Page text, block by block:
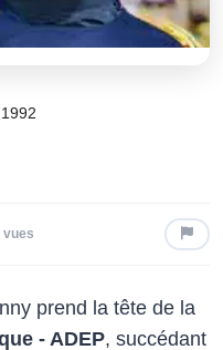
vues
prend la tête de la
- ADEP, succédant